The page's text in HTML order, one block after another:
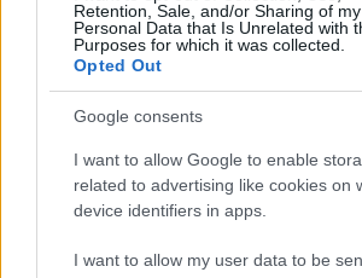
Retention, Sale, and/or Sharing of my
Personal Data that Is Unrelated with
Purposes for which it was collected.
Opted Out
Google consents
I want to allow Google to enable
related to advertising like cookies on
device identifiers in apps.
I want to allow my user data to be
En este artículo
un análisis
2024/25